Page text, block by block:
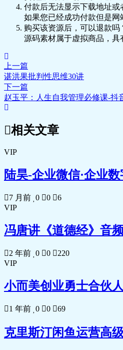
付款后无法显示下载地址或
如果您已经成功付款但是
购买该资源后，可以退款吗
源码素材属于虚拟商品，
上一篇
谌洪果批判性思维30讲
下一篇
赵玉平：人生自我管理必修课-抖
相关文章
VIP
陆昊-企业微信·企业
7 月前 0 0
6
VIP
冯唐讲《道德经》音频
2 年前 0 0
220
VIP
小而美创业勇士合伙
1 年前 0 0 69
克里斯汀闲鱼运营高